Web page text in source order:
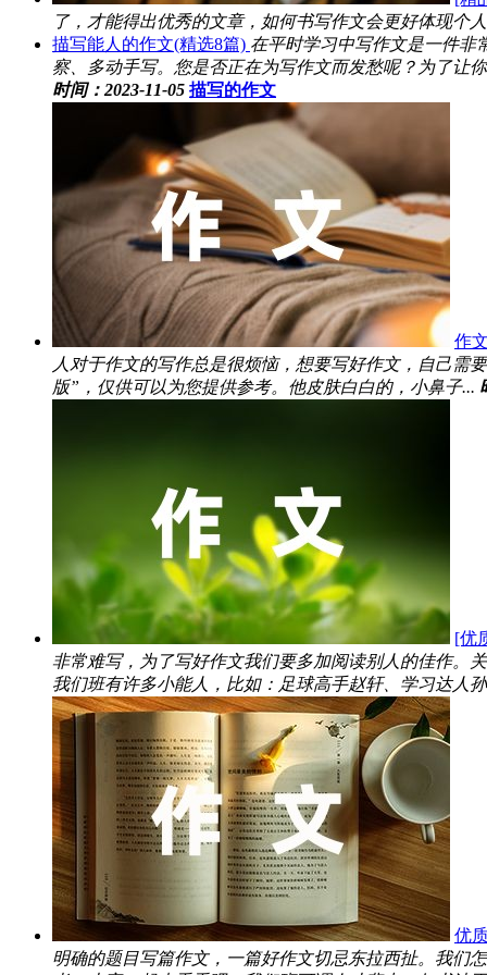
了，才能得出优秀的文章，如何书写作文会更好体现个
描写能人的作文(精选8篇) 在平时学习中写作文是一件非
察、多动手写。您是否正在为写作文而发愁呢？为了让
时间：2023-11-05 描写的作文
作
人对于作文的写作总是很烦恼，想要写好作文，自己需
版”，仅供可以为您提供参考。他皮肤白白的，小鼻子...
[优
非常难写，为了写好作文我们要多加阅读别人的佳作。
我们班有许多小能人，比如：足球高手赵轩、学习达人
优
明确的题目写篇作文，一篇好作文切忌东拉西扯。我们